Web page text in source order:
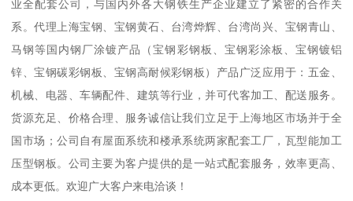
业全配套公司，与国内外各大钢铁生产企业建立了紧密的合作关
系。代理上海宝钢、宝钢黄石、台湾烨辉、台湾尚兴、宝钢青山、
马钢等国内钢厂涂镀产品（宝钢彩钢板、宝钢彩涂板、宝钢镀铝
锌、宝钢碳彩钢板、宝钢高耐候彩钢板）产品广泛应用于：五金、
机械、电器、车辆配件、建筑等行业，并可代客加工、配送服务。
货源充足、价格合理、服务诚信让我们立足于上海地区市场并于全
国市场；公司自有屋面系统和楼承系统两家配套工厂，瓦型能加工
压型钢板。公司主要为客户提供的是一站式配套服务，效率更高、
成本更低。欢迎广大客户来电洽谈！